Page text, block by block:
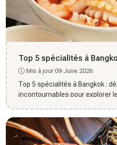
Top 5 spécialités à
Mis à jour 09 June 2026
Top 5 spécialités à Bangkok :
incontournables pour explorer